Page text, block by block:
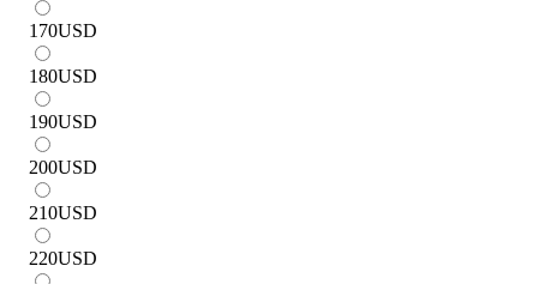
170USD
180USD
190USD
200USD
210USD
220USD